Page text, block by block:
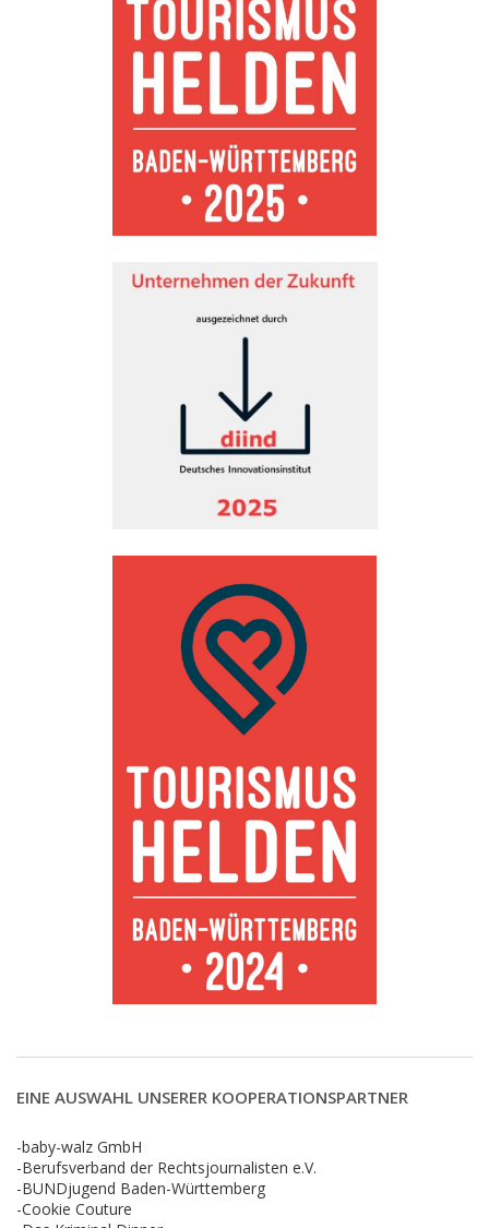
EINE AUSWAHL UNSERER KOOPERATIONSPARTNER
-baby-walz GmbH
-Berufsverband der Rechtsjournalisten e.V.
-BUNDjugend Baden-Württemberg
-Cookie Couture